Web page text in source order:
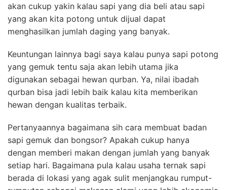
akan cukup yakin kalau sapi yang dia beli atau sapi
yang akan kita potong untuk dijual dapat
menghasilkan jumlah daging yang banyak.
Keuntungan lainnya bagi saya kalau punya sapi potong
yang gemuk tentu saja akan lebih utama jika
digunakan sebagai hewan qurban. Ya, nilai ibadah
qurban bisa jadi lebih baik kalau kita memberikan
hewan dengan kualitas terbaik.
Pertanyaannya bagaimana sih cara membuat badan
sapi gemuk dan bongsor? Apakah cukup hanya
dengan memberi makan dengan jumlah yang banyak
setiap hari. Bagaimana pula kalau usaha ternak sapi
berada di lokasi yang agak sulit menjangkau rumput-